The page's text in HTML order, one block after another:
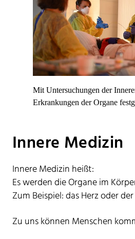
Mit Untersuchungen der
Erkrankungen der Organe
Innere Medizin
Innere Medizin heißt:
Es werden die Organe im
Zum Beispiel: das Herz oder
Zu uns können Menschen